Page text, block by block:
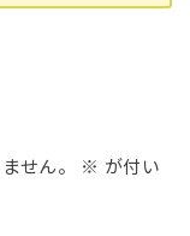
せん。 ※ が付い